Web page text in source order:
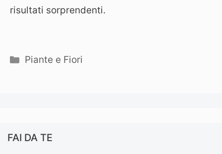
risultati sorprendenti.
Categorie
Piante e Fiori
FAI DA TE